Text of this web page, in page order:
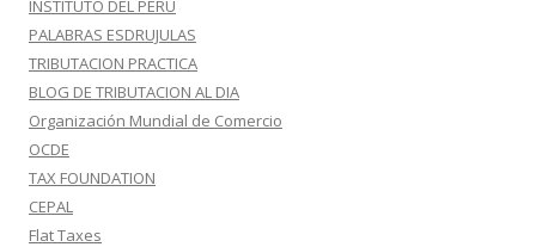
INSTITUTO DEL PERU
PALABRAS ESDRUJULAS
TRIBUTACION PRACTICA
BLOG DE TRIBUTACION AL DIA
Organización Mundial de Comercio
OCDE
TAX FOUNDATION
CEPAL
Flat Taxes